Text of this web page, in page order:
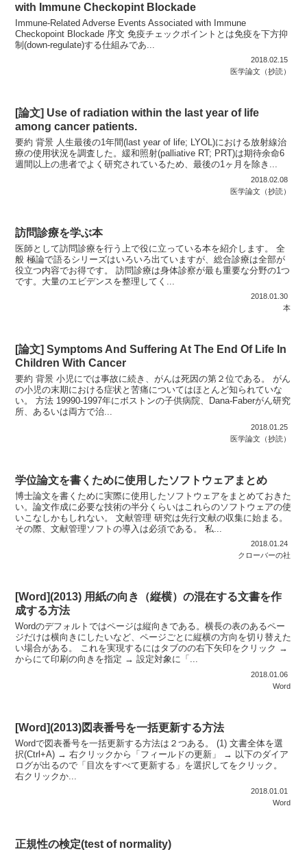
with Immune Checkopint Blockade
Immune-Related Adverse Events Associated with Immune
Checkopoint Blockade 序文 免疫チェックポイントとは免疫を下方抑
制(down-regulate)する仕組みであ...
2018.02.15
医学論文（抄読）
[論文] Use of radiation within the last year of life
among cancer patients.
要約 背景 人生最後の1年間(last year of life; LYOL)における放射線治
療の使用状況を調査した。緩和照射(palliative RT; PRT)は期待余命6
週間以上の患者でよく研究されているため、最後の1ヶ月を除き...
2018.02.08
医学論文（抄読）
訪問診療を学ぶ本
医師として訪問診療を行う上で役に立っている本を紹介します。 全
般 極論で語るシリーズはいろいろ出ていますが、総合診療は全部が
役立つ内容でお得です。 訪問診療は身体診察が最も重要な分野の1つ
です。大量のエビデンスを整理してく...
2018.01.30
本
[論文] Symptoms And Suffering At The End Of Life In
Children With Cancer
要約 背景 小児にでは事故に続き、がんは死因の第２位である。 がん
の小児の末期における症状と苦痛についてはほとんど知られていな
い。 方法 19990-1997年にボストンの子供病院、Dana-Faberがん研究
所、あるいは両方で治...
2018.01.25
医学論文（抄読）
学位論文を書くために使用したソフトウェアまとめ
博士論文を書くために実際に使用したソフトウェアをまとめておきた
い。論文作成に必要な技術の半分くらいはこれらのソフトウェアの使
いこなしかもしれない。 文献管理 研究は先行文献の収集に始まる。
その際、文献管理ソフトの導入は必須である。 私...
2018.01.24
クローバーの社
[Word](2013) 用紙の向き（縦横）の混在する文書を作
成する方法
Wordのデフォルトではページは縦向きである。横長の表のあるペー
ジだけは横向きにしたいなど、ページごとに縦横の方向を切り替えた
い場合がある。 これを実現するにはタブのの右下矢印をクリック →
からにて印刷の向きを指定 → 設定対象に「...
2018.01.06
Word
[Word](2013)図表番号を一括更新する方法
Wordで図表番号を一括更新する方法は２つある。 (1) 文書全体を選
択(Ctrl+A) → 右クリックから「フィールドの更新」 → 以下のダイア
ログが出るので「目次をすべて更新する」を選択してをクリック。
右クリックか...
2018.01.01
Word
正規性の検定(test of normality)